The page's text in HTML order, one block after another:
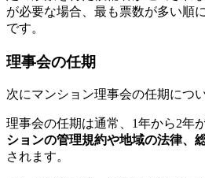
が必要な場合、最も票数が多い順
です。
理事会の任期
次にマンション理事会の任期につ
理事会の任期は通常、1年から2年
ションの管理規約や地域の法律、
されます。